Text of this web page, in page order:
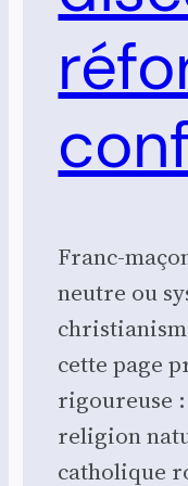
Franc-
neutre ou
cette page
rigoureuse
religion
catholique